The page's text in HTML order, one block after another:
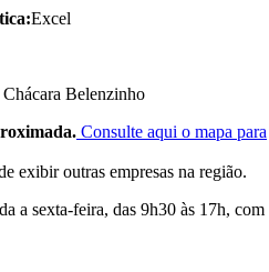
Excel
Chácara Belenzinho
Consulte aqui o mapa para
exibir outras empresas na região.
a sexta-feira, das 9h30 às 17h, com